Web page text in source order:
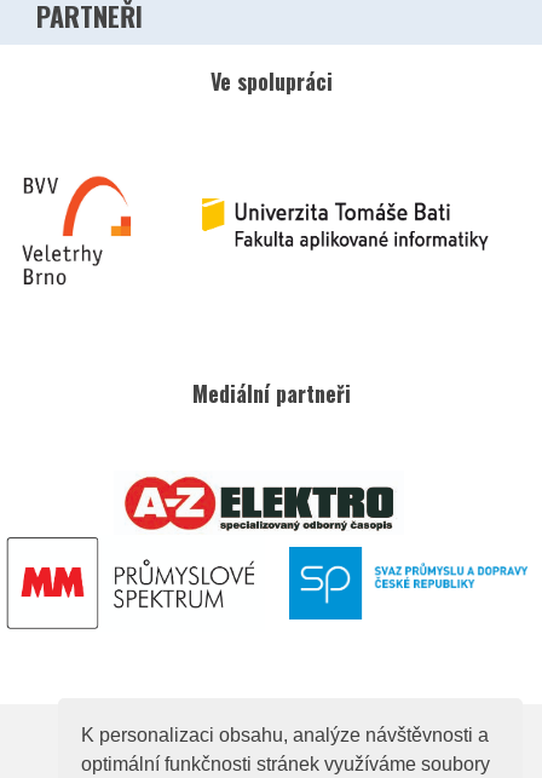
K personalizaci obsahu, analýze návštěvnosti a
optimální funkčnosti stránek využíváme soubory
PARTNEŘI
Ve spolupráci
Mediální partneři